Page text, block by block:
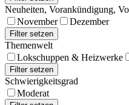
Neuheiten, Vorankündigung,
November
Dezember
Themenwelt
Lokschuppen & Heizwerke
Schwierigkeitsgrad
Moderat